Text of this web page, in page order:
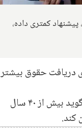
کمتری داده،
دریافت حقوق بیشتر
از سوی دیگر دولت پیشنهاد افزایش حقوق آنها را نجومی خوانده، پیشنهاد کمتری داده، می‌گوید بیش از ۴۰ سال
کند.